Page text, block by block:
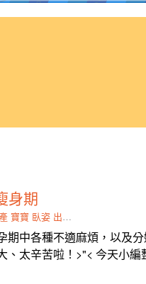
身期
寶寶 臥姿 出力
中各種不適麻煩，以及分
、太辛苦啦！>"< 今天小編